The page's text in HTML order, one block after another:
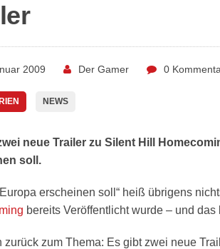
2009 Der Gamer 0
NEWS
neue Trailer zu Silent Hill
soll.
erscheinen soll“ heiß übrigens
bereits Veröffentlicht wurde – und
zurück zum Thema: Es gibt zwei neue